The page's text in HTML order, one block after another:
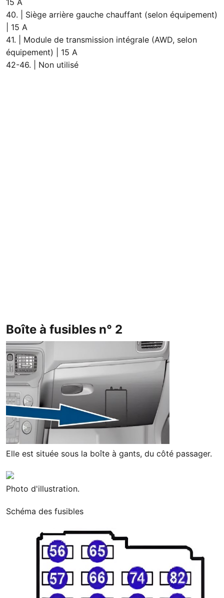
15 A
40. | Siège arrière gauche chauffant (selon équipement)
| 15 A
41. | Module de transmission intégrale (AWD, selon
équipement) | 15 A
42-46. | Non utilisé
Boîte à fusibles n° 2
Elle est située sous la boîte à gants, du côté passager.
Photo d'illustration.
Schéma des fusibles